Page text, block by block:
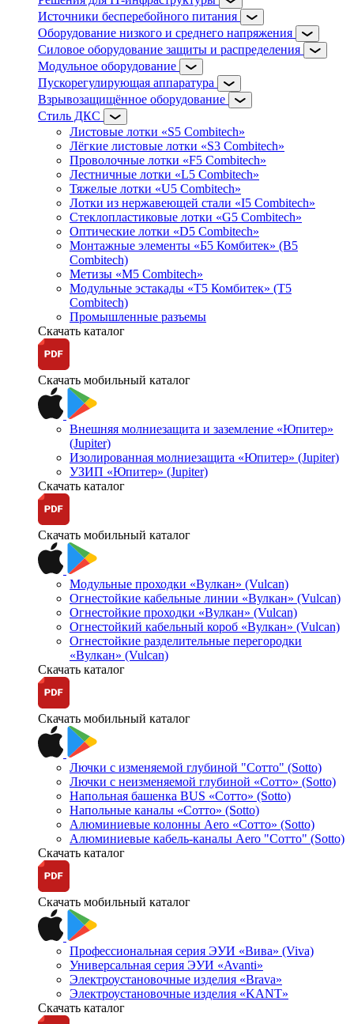
Источники бесперебойного питания
Оборудование низкого и среднего напряжения
Силовое оборудование защиты и распределения
Модульное оборудование
Пускорегулирующая аппаратура
Взрывозащищённое оборудование
Стиль ДКС
Листовые лотки «S5 Combitech»
Лёгкие листовые лотки «S3 Combitech»
Проволочные лотки «F5 Combitech»
Лестничные лотки «L5 Combitech»
Тяжелые лотки «U5 Combitech»
Лотки из нержавеющей стали «I5 Combitech»
Стеклопластиковые лотки «G5 Combitech»
Оптические лотки «D5 Combitech»
Монтажные элементы «Б5 Комбитек» (B5
Combitech)
Метизы «M5 Combitech»
Модульные эстакады «Т5 Комбитек» (T5
Combitech)
Промышленные разъемы
Скачать каталог
Скачать мобильный каталог
Внешняя молниезащита и заземление «Юпитер»
(Jupiter)
Изолированная молниезащита «Юпитер» (Jupiter)
УЗИП «Юпитер» (Jupiter)
Скачать каталог
Скачать мобильный каталог
Модульные проходки «Вулкан» (Vulcan)
Огнестойкие кабельные линии «Вулкан» (Vulcan)
Огнестойкие проходки «Вулкан» (Vulcan)
Огнестойкий кабельный короб «Вулкан» (Vulcan)
Огнестойкие разделительные перегородки
«Вулкан» (Vulcan)
Скачать каталог
Скачать мобильный каталог
Лючки с изменяемой глубиной "Сотто" (Sotto)
Лючки с неизменяемой глубиной «Сотто» (Sotto)
Напольная башенка BUS «Сотто» (Sotto)
Напольные каналы «Сотто» (Sotto)
Алюминиевые колонны Aero «Сотто» (Sotto)
Алюминиевые кабель-каналы Aero "Сотто" (Sotto)
Скачать каталог
Скачать мобильный каталог
Профессиональная серия ЭУИ «Вива» (Viva)
Универсальная серия ЭУИ «Avanti»
Электроустановочные изделия «Brava»
Электроустановочные изделия «KANT»
Скачать каталог